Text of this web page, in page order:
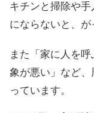
キチンと掃除や
にならないと、が
また「家に人を
象が悪い」など
っています。